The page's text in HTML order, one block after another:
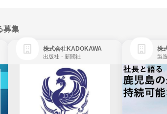
募集
株式会社KADOKAWA
出版社・新聞社
株
製